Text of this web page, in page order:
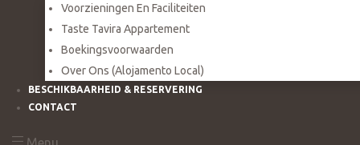
Voorzieningen En Faciliteiten
Taste Tavira Appartement
Boekingsvoorwaarden
Over Ons (Alojamento Local)
BESCHIKBAARHEID & RESERVERING
CONTACT